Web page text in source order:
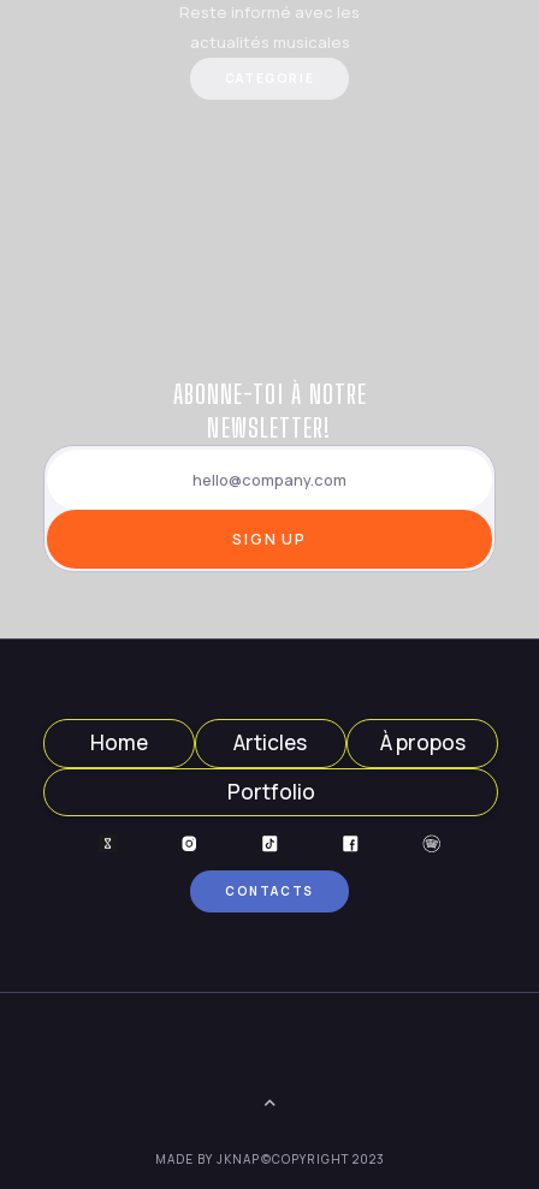
Reste informé avec les
actualités musicales
ABONNE-TOI À NOTRE
NEWSLETTER!
Home Articles
À propos
Portfolio
CONTACTS
MADE BY JKNAP©COPYRIGHT 2023